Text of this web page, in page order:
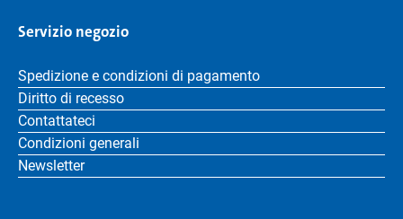
Servizio negozio
Spedizione e condizioni di pagamento
Diritto di recesso
Contattateci
Condizioni generali
Newsletter